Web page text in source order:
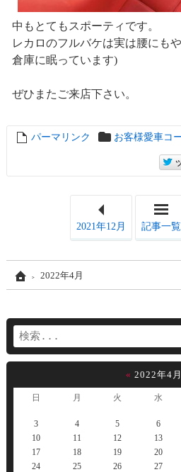
中もとてもスポーティです。
レカロのフルバケは実は腰にも
倉庫に眠っています)
ぜひまたご来店下さい。
entry15577
パーマリンク お客様愛車コ
2021年12月 記事一覧
Home2022年4月
« 2022年4月
日 月 火 水
3
4 5 6
10
11 12 13
17
18 19 20
24
25 26 27